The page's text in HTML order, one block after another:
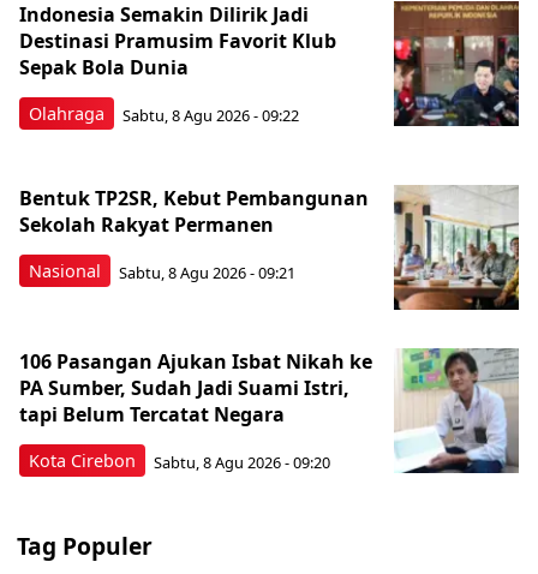
Olahraga
Indonesia Semakin Dilirik Jadi
Destinasi Pramusim Favorit Klub
Sepak Bola Dunia
Sabtu, 8 Agu 2026 - 09:22
Nasional
Bentuk TP2SR, Kebut Pembangunan
Sekolah Rakyat Permanen
Sabtu, 8 Agu 2026 - 09:21
Kota Cirebon
106 Pasangan Ajukan Isbat Nikah ke
PA Sumber, Sudah Jadi Suami Istri,
tapi Belum Tercatat Negara
Sabtu, 8 Agu 2026 - 09:20
Tag Populer